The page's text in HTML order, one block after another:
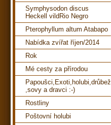
Symphysodon discus
Heckell vildRio Negro
Pterophyllum altum Atabapo
Nabídka zvířat říjen/2014
Rok
Mé cesty za přírodou
Papoušci,Exoti,holubi,drůbež
,sovy a dravci :-)
Rostliny
Poštovní holubi